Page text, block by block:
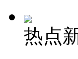
热点